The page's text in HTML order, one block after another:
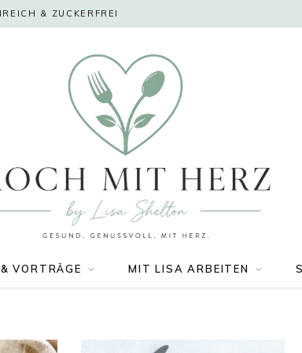
& ZUCKERFREI
VORTRÄGE MIT LISA ARBEITEN